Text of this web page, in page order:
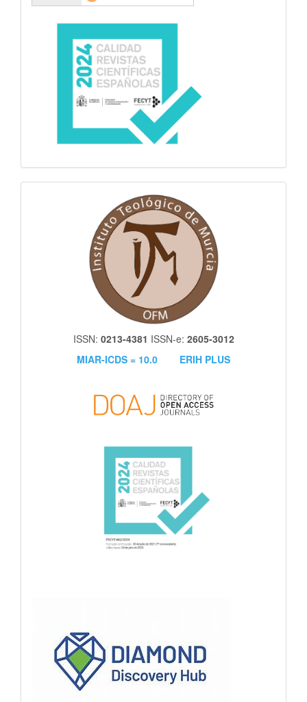
ISSN: 0213-4381 ISSN-e: 2605-3012
MIAR-ICDS = 10.0
ERIH PLUS